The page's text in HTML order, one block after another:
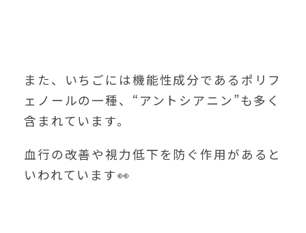
また、いちごには機能性成分であるポリフ
ェノールの一種、“アントシアニン”も多く
含まれています。
血行の改善や視力低下を防ぐ作用があると
いわれています👀